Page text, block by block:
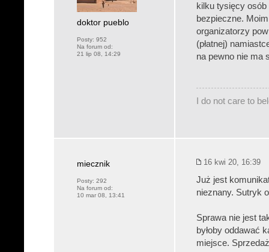
doktor pueblo
Posty: 952
Na forum od:
21 lip 08, 14:29
kilku tysięcy osób
bezpieczne.
organizatorzy
(płatnej)
na pewno nie ma
I do not care to
miecznik
Posty: 292
Na forum od:
10 mar 08, 13:41
16 kwi 20, 16:39
Już jest
nieznany. Sutryk
Sprawa nie jest
byłoby oddawać
miejsce.